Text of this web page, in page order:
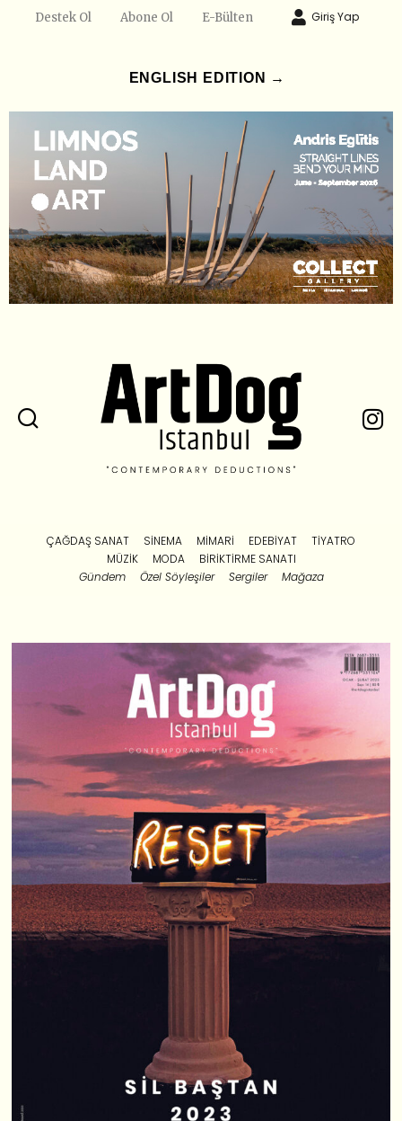
Destek Ol Abone Ol E-Bülten Giriş Yap
ENGLISH EDITION →
ÇAĞDAŞ SANAT SINEMA MIMARI EDEBIYAT
TIYATRO
MÜZIK
MODA
BIRIKTIRME SANATI
Gündem
Özel Söyleşiler Sergiler Mağaza